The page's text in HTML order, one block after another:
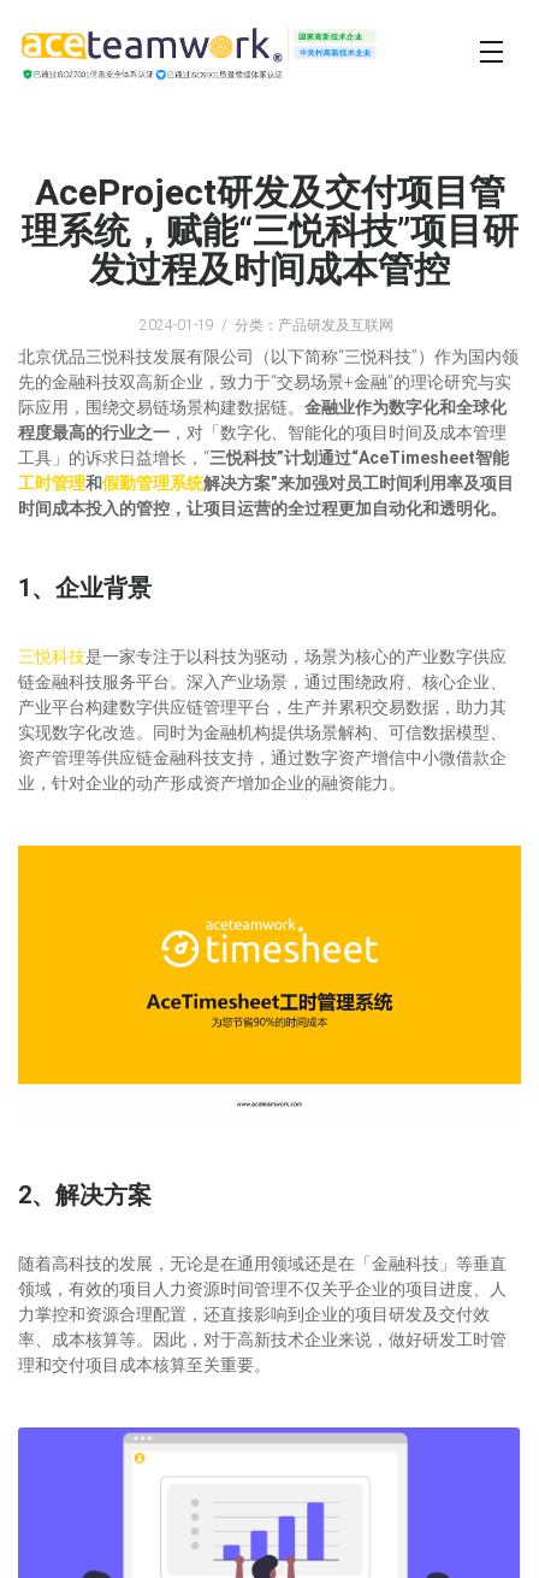
AceProject研发及交付项目管
理系统，赋能“三悦科技”项目研
发过程及时间成本管控
2024-01-19 分类：产品研发及互联网
北京优品三悦科技发展有限公司（以下简称“三悦科技”）作为国内领
先的金融科技双高新企业，致力于“交易场景+金融”的理论研究与实
际应用，围绕交易链场景构建数据链。 金融业作为数字化和全球化
程度最高的行业之一 ，对「数字化、智能化的项目时间及成本管理
工具」的诉求日益增长，“三悦科技”计划通过“AceTimesheet智能
工时管理和假勤管理系统解决方案”来加强对员工时间利用率及项目
时间成本投入的管控，让项目运营的全过程更加自动化和透明化。
1、企业背景
三悦科技是一家专注于以科技为驱动，场景为核心的产业数字供应
链金融科技服务平台。深入产业场景，通过围绕政府、核心企业、
产业平台构建数字供应链管理平台，生产并累积交易数据，助力其
实现数字化改造。同时为金融机构提供场景解构、可信数据模型、
资产管理等供应链金融科技支持，通过数字资产增信中小微借款企
业，针对企业的动产形成资产增加企业的融资能力。
2、解决方案
随着高科技的发展，无论是在通用领域还是在「金融科技」等垂直
领域，有效的项目人力资源时间管理不仅关乎企业的项目进度、人
力掌控和资源合理配置，还直接影响到企业的项目研发及交付效
率、成本核算等。因此，对于高新技术企业来说，做好研发工时管
理和交付项目成本核算至关重要。